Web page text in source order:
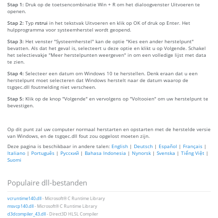
Stap 1: Druk op de toetsencombinatie Win + R om het dialoogvenster Uitvoeren te
openen.
Stap 2: Typ rstrui in het tekstvak Uitvoeren en klik op OK of druk op Enter. Het
hulpprogramma voor systeemherstel wordt geopend.
Stap 3: Het venster "Systeemherstel" kan de optie "Kies een ander herstelpunt"
bevatten. Als dat het geval is, selecteert u deze optie en klikt u op Volgende. Schakel
het selectievakje "Meer herstelpunten weergeven" in om een volledige lijst met data
te zien.
Stap 4: Selecteer een datum om Windows 10 te herstellen. Denk eraan dat u een
herstelpunt moet selecteren dat Windows herstelt naar de datum waarop de
tsgqec.dll foutmelding niet verscheen.
Stap 5: Klik op de knop "Volgende" en vervolgens op "Voltooien" om uw herstelpunt te
bevestigen.
Op dit punt zal uw computer normaal herstarten en opstarten met de herstelde versie
van Windows, en de tsgqec.dll fout zou opgelost moeten zijn.
Deze pagina is beschikbaar in andere talen: English | Deutsch | Español | Français |
Italiano | Português | Русский | Bahasa Indonesia | Nynorsk | Svenska | Tiếng Việt |
Suomi
Populaire dll-bestanden
vcruntime140.dll- Microsoft® C Runtime Library
msvcp140.dll- Microsoft® C Runtime Library
d3dcompiler_43.dll- Direct3D HLSL Compiler